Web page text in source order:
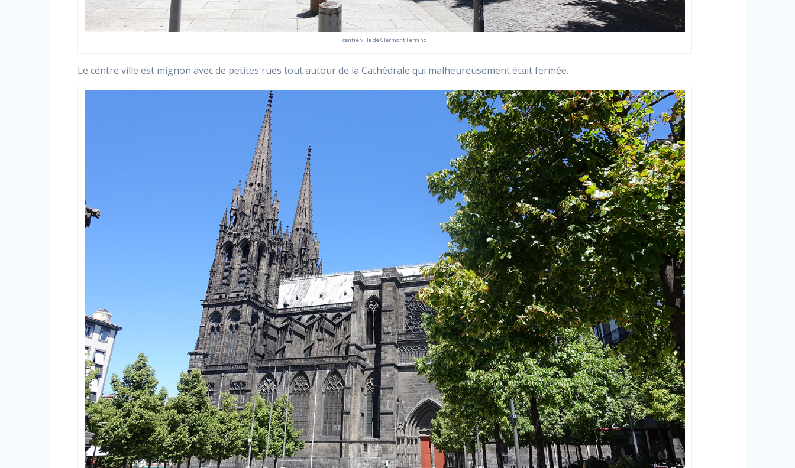
centre ville de Clermont Ferrand
Le centre ville est mignon avec de petites rues tout autour de la Cathédrale qui malheureusement était fermée.